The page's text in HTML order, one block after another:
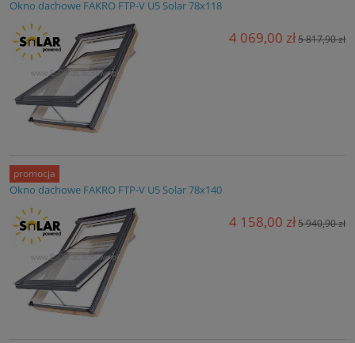
Okno dachowe FAKRO FTP-V U5 Solar 78x118
4 069,00 zł5 817,90 zł
Okno dachowe FAKRO FTP-V U5 Solar 78x140
4 158,00 zł5 940,90 zł
promocja